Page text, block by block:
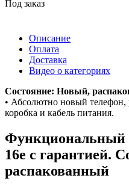
Под заказ
Описание
Оплата
Доставка
Видео о категориях
Состояние: Новый,
• Абсолютно новый
коробка и кабель питания.
Функциональный
16e с гарантией.
распакованный